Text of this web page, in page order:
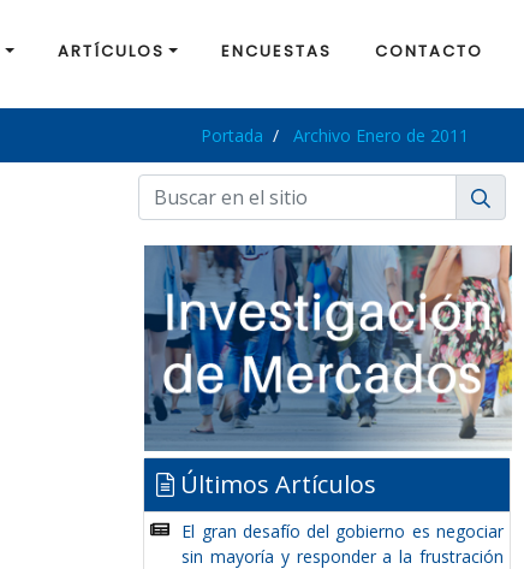
ARTÍCULOS ENCUESTAS CONTACTO
Portada Archivo Enero de 2011
Últimos Artículos
El gran desafío del gobierno es negociar
sin mayoría y responder a la frustración